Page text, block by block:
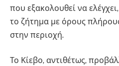
που εξακολουθεί να
το ζήτημα με όρους
στην περιοχή.
Το Κίεβο, αντιθέτως,